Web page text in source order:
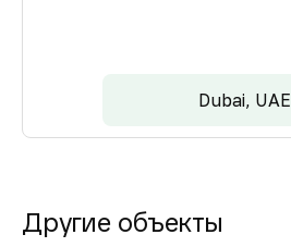
Dubai, UAE
Другие объекты